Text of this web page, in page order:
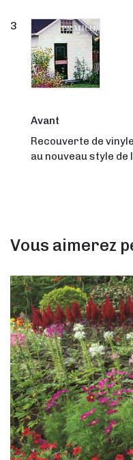
Avant
Recouverte de
au nouveau style
Vous aimerez